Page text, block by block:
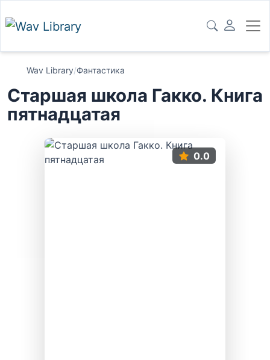
Wav Library/Фантастика
Старшая школа Гакко. Книга
пятнадцатая
0.0